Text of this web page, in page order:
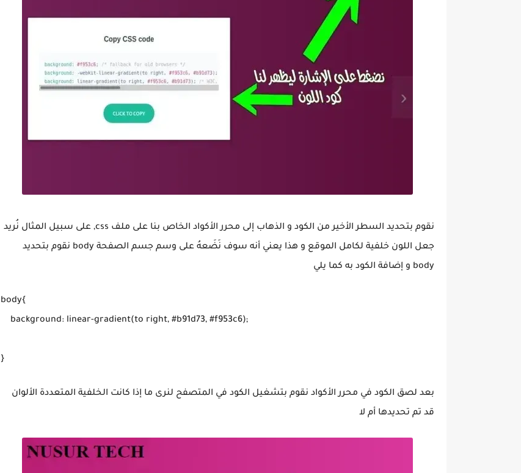
نقوم بتحديد السطر الأخير من الكود و الذهاب إلى محرر الأكواد الخاص بنا على ملف css, على سبيل المثال نُريد
جعل اللون خلفية لكامل الموقع و هذا يعني أنه سوف نَضَعهُ على وسم جسم الصفحة body نقوم بتحديد
body و إضافة الكود به كما يلي
body{
    background: linear-gradient(to right, #b91d73, #f953c6);
}
بعد لصق الكود في محرر الأكواد نقوم بتشغيل الكود في المتصفح لنرى ما إذا كانت الخلفية المتعددة الألوان
قد تم تحديدها أم لا